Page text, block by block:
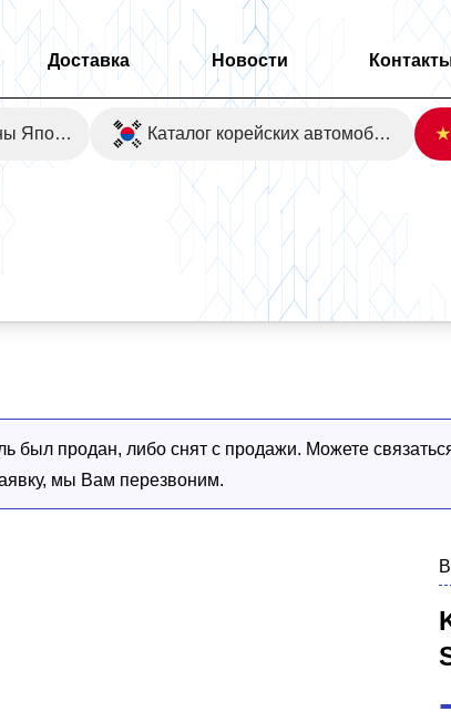
Доставка Новости
Автоаукционы Японии Каталог корейских автомобилей
был продан, либо снят с продажи. Можете
мы Вам перезвоним.